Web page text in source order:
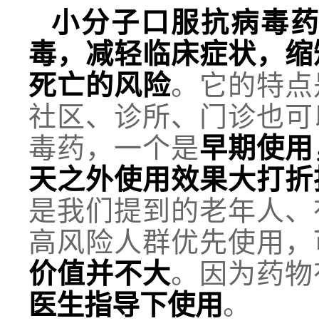
小分子口服抗病毒
毒，减轻临床症状，
死亡的风险。它的特
社区、诊所、门诊也
毒药，一个是早期使
天之外使用效果大打
是我们提到的老年人
高风险人群优先使用
价值并不大。因为药
医生指导下使用。